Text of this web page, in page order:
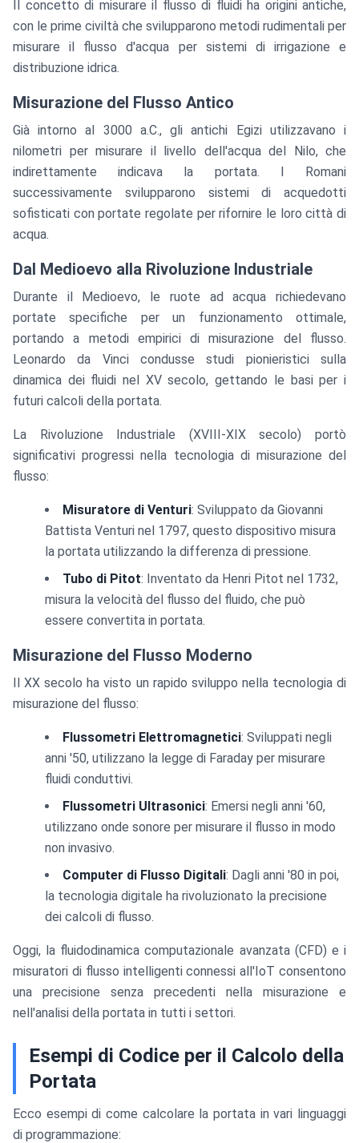
Il concetto di misurare il flusso di fluidi ha origini antiche,
con le prime civiltà che svilupparono metodi rudimentali per
misurare il flusso d'acqua per sistemi di irrigazione e
distribuzione idrica.
Misurazione del Flusso Antico
Già intorno al 3000 a.C., gli antichi Egizi utilizzavano i
nilometri per misurare il livello dell'acqua del Nilo, che
indirettamente indicava la portata. I Romani
successivamente svilupparono sistemi di acquedotti
sofisticati con portate regolate per rifornire le loro città di
acqua.
Dal Medioevo alla Rivoluzione Industriale
Durante il Medioevo, le ruote ad acqua richiedevano
portate specifiche per un funzionamento ottimale,
portando a metodi empirici di misurazione del flusso.
Leonardo da Vinci condusse studi pionieristici sulla
dinamica dei fluidi nel XV secolo, gettando le basi per i
futuri calcoli della portata.
La Rivoluzione Industriale (XVIII-XIX secolo) portò
significativi progressi nella tecnologia di misurazione del
flusso:
Misuratore di Venturi: Sviluppato da Giovanni
Battista Venturi nel 1797, questo dispositivo misura
la portata utilizzando la differenza di pressione.
Tubo di Pitot: Inventato da Henri Pitot nel 1732,
misura la velocità del flusso del fluido, che può
essere convertita in portata.
Misurazione del Flusso Moderno
Il XX secolo ha visto un rapido sviluppo nella tecnologia di
misurazione del flusso:
Flussometri Elettromagnetici: Sviluppati negli
anni '50, utilizzano la legge di Faraday per misurare
fluidi conduttivi.
Flussometri Ultrasonici: Emersi negli anni '60,
utilizzano onde sonore per misurare il flusso in modo
non invasivo.
Computer di Flusso Digitali: Dagli anni '80 in poi,
la tecnologia digitale ha rivoluzionato la precisione
dei calcoli di flusso.
Oggi, la fluidodinamica computazionale avanzata (CFD) e i
misuratori di flusso intelligenti connessi all'IoT consentono
una precisione senza precedenti nella misurazione e
nell'analisi della portata in tutti i settori.
Esempi di Codice per il Calcolo della
Portata
Ecco esempi di come calcolare la portata in vari linguaggi
di programmazione: